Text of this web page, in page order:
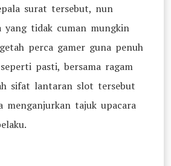
surat tersebut, nun
yang tidak cuman mungkin
perca gamer guna penuh
pasti, bersama ragam
sifat lantaran slot tersebut
menganjurkan tajuk upacara